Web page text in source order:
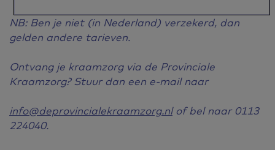
NB: Ben je niet (in Nederland) verzekerd, dan
gelden andere tarieven.
Ontvang je kraamzorg via de Provinciale
Kraamzorg? Stuur dan een e-mail naar
info@deprovincialekraamzorg.nlof bel naar 0113
224040.